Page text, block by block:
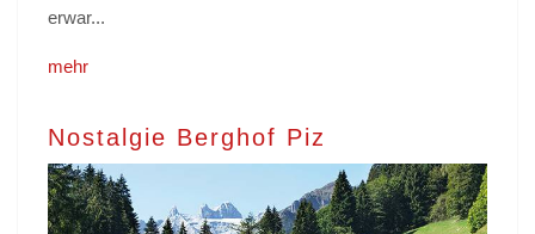
erwar...
mehr
Nostalgie Berghof Piz